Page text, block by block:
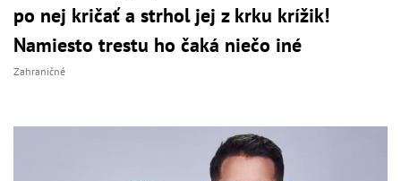
po nej kričať a strhol jej z krku krížik!
Namiesto trestu ho čaká niečo iné
Zahraničné